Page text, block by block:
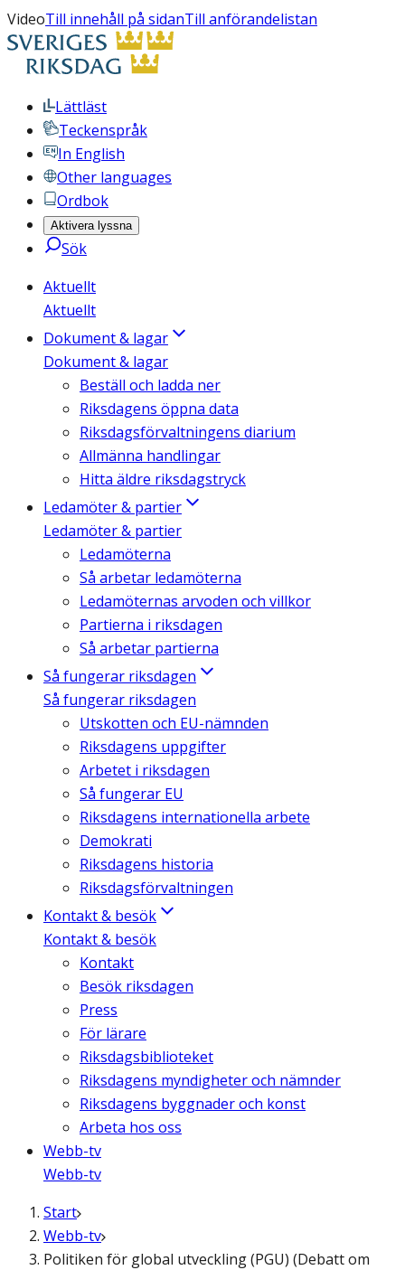
VideoTill innehåll på sidanTill anförandelistan
Lättläst
Teckenspråk
In English
Other languages
Ordbok
Aktivera lyssna
Sök
Aktuellt
Aktuellt
Dokument & lagar
Dokument & lagar
Beställ och ladda ner
Riksdagens öppna data
Riksdagsförvaltningens diarium
Allmänna handlingar
Hitta äldre riksdagstryck
Ledamöter & partier
Ledamöter & partier
Ledamöterna
Så arbetar ledamöterna
Ledamöternas arvoden och villkor
Partierna i riksdagen
Så arbetar partierna
Så fungerar riksdagen
Så fungerar riksdagen
Utskotten och EU-nämnden
Riksdagens uppgifter
Arbetet i riksdagen
Så fungerar EU
Riksdagens internationella arbete
Demokrati
Riksdagens historia
Riksdagsförvaltningen
Kontakt & besök
Kontakt & besök
Kontakt
Besök riksdagen
Press
För lärare
Riksdagsbiblioteket
Riksdagens myndigheter och nämnder
Riksdagens byggnader och konst
Arbeta hos oss
Webb-tv
Webb-tv
Start
Webb-tv
Politiken för global utveckling (PGU) (Debatt om